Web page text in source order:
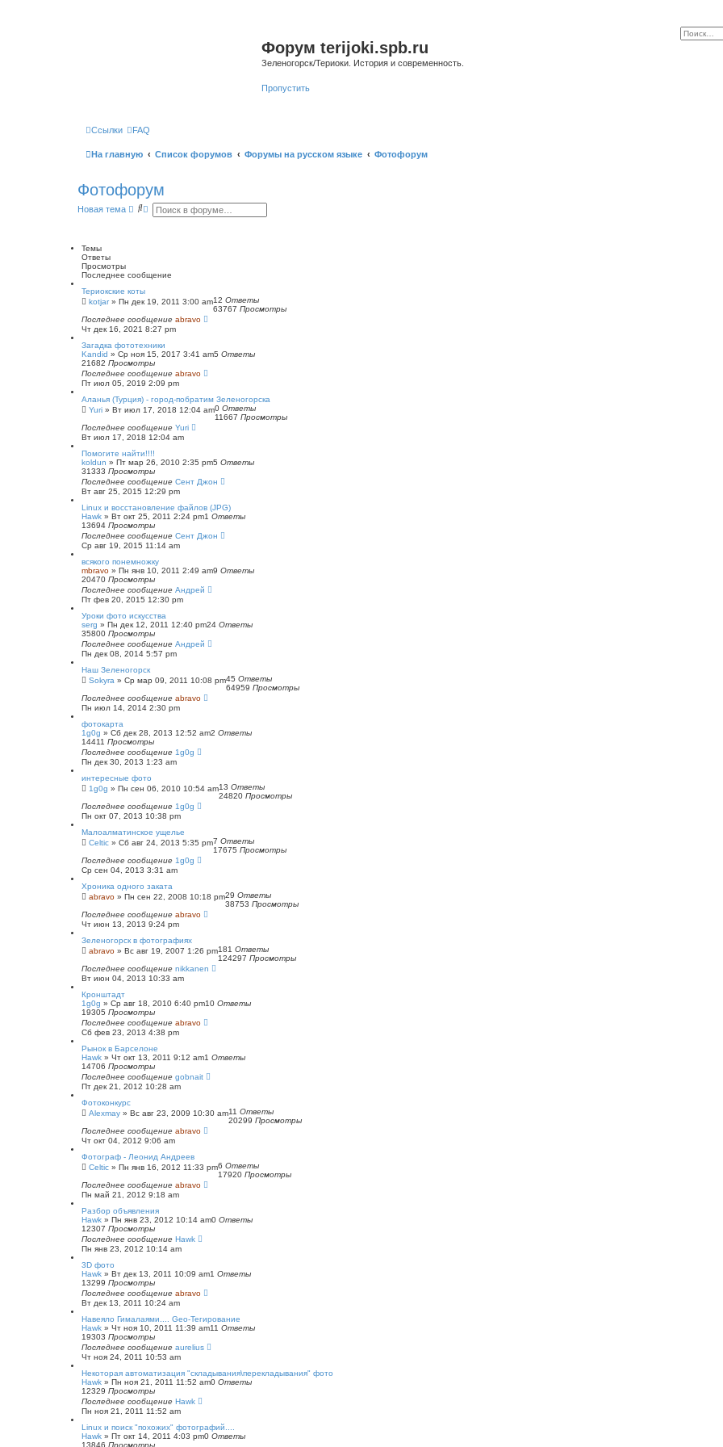
Форум terijoki.spb.ru
Зеленогорск/Териоки. История и современность.
Пропустить
Ссылки FAQ
На главную Список форумов Форумы на русском языке Фотофорум
Фотофорум
Новая тема
П Р
н
й
о
и
с
к
Темы
Ответы
Просмотры
Последнее сообщение
Териокские коты
kotjar» Пн дек 19, 2011 3:00 am12 Ответы
63767 Просмотры
Последнее сообщение abravo
Чт дек 16, 2021 8:27 pm
Загадка фототехники
Kandid » Ср ноя 15, 2017 3:41 am5 Ответы
21682 Просмотры
Последнее сообщение abravo
Пт июл 05, 2019 2:09 pm
Аланья (Турция) - город-побратим Зеленогорска
Yuri » Вт июл 17, 2018 12:04 am0 Ответы
11667 Просмотры
Последнее сообщение Yuri
Вт июл 17, 2018 12:04 am
Помогите найти!!!!
koldun » Пт мар 26, 2010 2:35 pm5 Ответы
31333 Просмотры
Последнее сообщение Сент Джон
Вт авг 25, 2015 12:29 pm
Linux и восстановление файлов (JPG)
Hawk » Вт окт 25, 2011 2:24 pm1 Ответы
13694 Просмотры
Последнее сообщение Сент Джон
Ср авг 19, 2015 11:14 am
всякого понемножку
mbravo » Пн янв 10, 2011 2:49 am9 Ответы
20470 Просмотры
Последнее сообщение Андрей
Пт фев 20, 2015 12:30 pm
Уроки фото искусства
serg » Пн дек 12, 2011 12:40 pm24 Ответы
35800 Просмотры
Последнее сообщение Андрей
Пн дек 08, 2014 5:57 pm
Наш Зеленогорск
Sokyra » Ср мар 09, 2011 10:08 pm45 Ответы
64959 Просмотры
Последнее сообщение abravo
Пн июл 14, 2014 2:30 pm
фотокарта
1g0g » Сб дек 28, 2013 12:52 am2 Ответы
14411 Просмотры
Последнее сообщение 1g0g
Пн дек 30, 2013 1:23 am
интересные фото
1g0g » Пн сен 06, 2010 10:54 am13 Ответы
24820 Просмотры
Последнее сообщение 1g0g
Пн окт 07, 2013 10:38 pm
Малоалматинское ущелье
Celtic » Сб авг 24, 2013 5:35 pm7 Ответы
17675 Просмотры
Последнее сообщение 1g0g
Ср сен 04, 2013 3:31 am
Хроника одного заката
abravo » Пн сен 22, 2008 10:18 pm29 Ответы
38753 Просмотры
Последнее сообщение abravo
Чт июн 13, 2013 9:24 pm
Зеленогорск в фотографиях
abravo » Вс авг 19, 2007 1:26 pm181 Ответы
124297 Просмотры
Последнее сообщение nikkanen
Вт июн 04, 2013 10:33 am
Кронштадт
1g0g » Ср авг 18, 2010 6:40 pm10 Ответы
19305 Просмотры
Последнее сообщение abravo
Сб фев 23, 2013 4:38 pm
Рынок в Барселоне
Hawk » Чт окт 13, 2011 9:12 am1 Ответы
14706 Просмотры
Последнее сообщение gobnait
Пт дек 21, 2012 10:28 am
Фотоконкурс
Alexmay » Вс авг 23, 2009 10:30 am11 Ответы
20299 Просмотры
Последнее сообщение abravo
Чт окт 04, 2012 9:06 am
Фотограф - Леонид Андреев
Celtic » Пн янв 16, 2012 11:33 pm6 Ответы
17920 Просмотры
Последнее сообщение abravo
Пн май 21, 2012 9:18 am
Разбор объявления
Hawk » Пн янв 23, 2012 10:14 am0 Ответы
12307 Просмотры
Последнее сообщение Hawk
Пн янв 23, 2012 10:14 am
3D фото
Hawk » Вт дек 13, 2011 10:09 am1 Ответы
13299 Просмотры
Последнее сообщение abravo
Вт дек 13, 2011 10:24 am
Навеяло Гималаями.... Geo-Тегирование
Hawk » Чт ноя 10, 2011 11:39 am11 Ответы
19303 Просмотры
Последнее сообщение aurelius
Чт ноя 24, 2011 10:53 am
Некоторая автоматизация "складывания\перекладывания" фото
Hawk » Пн ноя 21, 2011 11:52 am0 Ответы
12329 Просмотры
Последнее сообщение Hawk
Пн ноя 21, 2011 11:52 am
Linux и поиск "похожих" фотографий....
Hawk » Пт окт 14, 2011 4:03 pm0 Ответы
13846 Просмотры